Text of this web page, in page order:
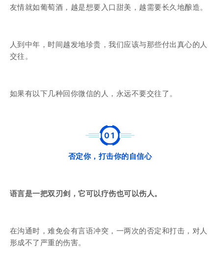
友情就如葡萄酒，越是想要入口甜美，越需要长久地酿造。
人到中年，时间越发地珍贵，我们应该与那些付出真心的人
交往。
如果有以下几种回你微信的人，永远不要交往了。
01
否定你，打击你的自信心
语言是一把双刃剑，它可以疗伤也可以伤人。
在沟通时，难免会有言语冲突，一两次的否定和打击，对人
形成不了严重的伤害。